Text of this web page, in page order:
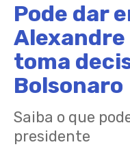
Pode dar
Alexandre
toma
Bolsonaro
Saiba o que
presidente